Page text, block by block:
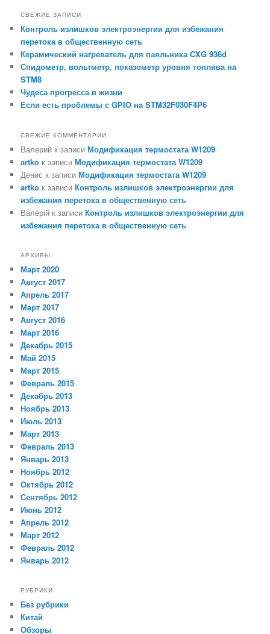
с
СВЕЖИЕ ЗАПИСИ
Контроль излишков электроэнергии для избежания
перетока в общественную сеть
Керамический нагреватель для паяльника CXG 936d
Спидометр, вольтметр, показометр уровня топлива на
STM8
Чудеса прогресса в жизни
Если есть проблемы с GPIO на STM32F030F4P6
СВЕЖИЕ КОММЕНТАРИИ
Валерий к записиМодификация термостата W1209
artko к записиМодификация термостата W1209
Денис к записиМодификация термостата W1209
artko к записиКонтроль излишков электроэнергии для
избежания перетока в общественную сеть
Валерій к записиКонтроль излишков электроэнергии для
избежания перетока в общественную сеть
АРХИВЫ
Март 2020
Август 2017
Апрель 2017
Март 2017
Август 2016
Март 2016
Декабрь 2015
Май 2015
Март 2015
Февраль 2015
Декабрь 2013
Ноябрь 2013
Июль 2013
Март 2013
Февраль 2013
Январь 2013
Ноябрь 2012
Октябрь 2012
Сентябрь 2012
Июнь 2012
Апрель 2012
Март 2012
Февраль 2012
Январь 2012
РУБРИКИ
Без рубрики
Китай
Обзоры